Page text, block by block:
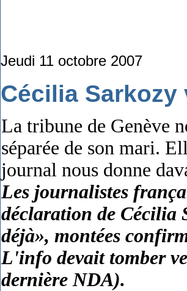
Jeudi 11 octobre 2007
Cécilia Sarkozy
La tribune de Genève
séparée de son mari.
journal nous donne
Les journalistes
déclaration de Cécilia
déjà», montées
L'info devait tomber
dernière NDA).